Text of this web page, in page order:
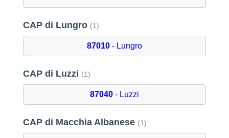
CAP di Lungro (1)
87010- Lungro
CAP di Luzzi (1)
87040- Luzzi
CAP di Macchia Albanese (1)